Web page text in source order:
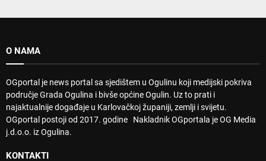
O NAMA
OGportal je news portal sa sjedištem u Ogulinu koji medijski pokriva
područje Grada Ogulina i bivše općine Ogulin. Uz to prati i
najaktualnije događaje u Karlovačkoj županiji, zemlji i svijetu.
OGportal postoji od 2017. godine Nakladnik OGportala je OG Media
j.d.o.o. iz Ogulina.
KONTAKTI